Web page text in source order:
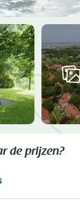
de prijzen?